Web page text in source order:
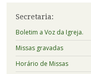
Secretaria:
Boletim a Voz da Igreja.
Missas gravadas
Horário de Missas